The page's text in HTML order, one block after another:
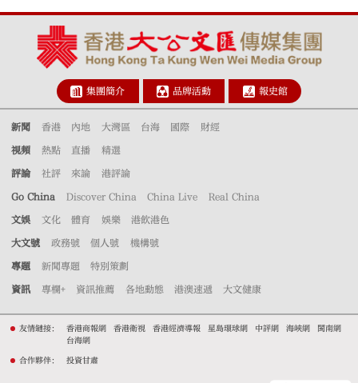
集團簡介 品牌活動 報史館
新聞 香港 內地 大灣區 台海 國際 財經
視頻 熱點 直播 精選
評論 社評 來論 港評論
Go China Discover China China Live Real China
文娛 文化 體育 娛樂 港飲港色
大文號 政務號 個人號 機構號
專題 新聞專題 特別策劃
資訊 專欄+ 資訊推薦 各地動態 港澳速遞 大文健康
友情鏈接： 香港商報網 香港衛視 香港經濟導報 星島環球網 中評網 海峽網
閩南網
台海網
合作夥伴： 投資甘肅